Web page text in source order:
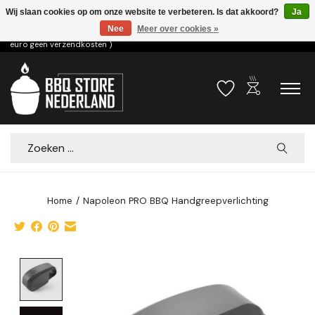
Voor 15.00u besteld dezelfde dag verzonden! ( 6,95 verzendkosten, vanaf 75
euro geen verzendkosten )
Verlanglijst
outdoor_grill
Zoeken
Home / Napoleon PRO BBQ Handgreepverlichting
Wij slaan cookies op om onze website te verbeteren. Is dat akkoord?
Ja
Nee
Meer over cookies »